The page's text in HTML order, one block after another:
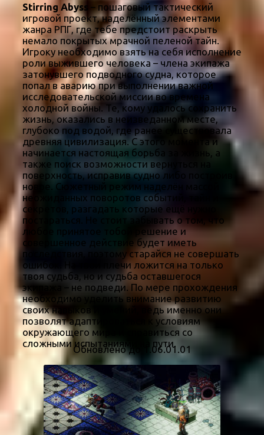
Stirring Abyss – пошаговый тактический
игровой проект, наделённый элементами
жанра РПГ, где тебе предстоит раскрыть
немало покрытых мрачной пеленой тайн.
Игроку необходимо взять на себя исполнение
роли выжившего человека – члена экипажа
затонувшего подводного судна, которое
попал в аварию при выполнении важной
исследовательской миссии во времена
холодной войны. Те, кому удалось сохранить
жизнь, оказались в неизведанном месте,
глубоко под водой, где ранее существовала
древняя цивилизация. С этого момента и
начинается настоящая борьба за жизнь, а
также поиск возможности вернуться на
поверхность, исправив судно либо построив
новое. Сюжетный режим наделён массой
неожиданных поворотов событий, тайн и
секретов, разгадать которые ещё нужно
постараться. Не стоит забывать о том, что
любое принятое тобой решение и
совершенное действие будет иметь
последствия, поэтому старайся не совершать
ошибок. На твои плечи ложится на только
твоя судьба, но и судьба оставшегося
экипажа – не подведи. По мере прохождения
необходимо уделить внимание развитию
своих навыков и умений, ведь именно они
позволят адаптироваться к условиям
окружающего мира и справиться со
сложными испытаниями на пути.
Обновлено до 1.06.01.01